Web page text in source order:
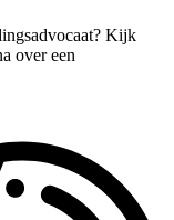
Kijk
over een